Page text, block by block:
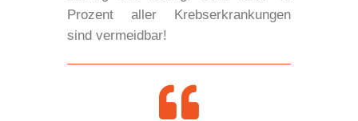
Prozent aller Krebserkrankungen
sind vermeidbar!